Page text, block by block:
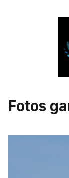
Fotos